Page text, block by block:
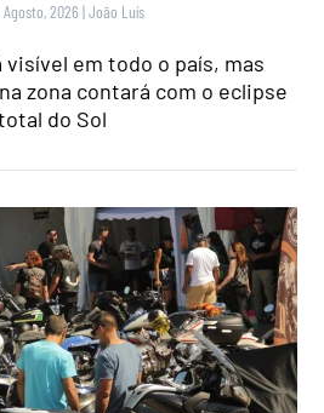
Agosto, 2026 |João Luís
visível em todo o país, mas
zona contará com o eclipse
do Sol